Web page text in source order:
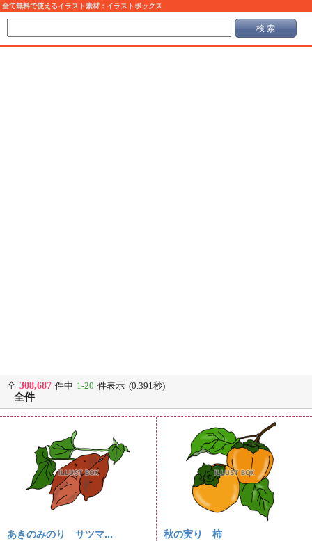
全て無料で使えるイラスト素材：イラストボックス
検 索
全 308,687 件中 1-20 件表示 (0.391秒)
全件
あきのみのり サツマ... 秋の実り 柿